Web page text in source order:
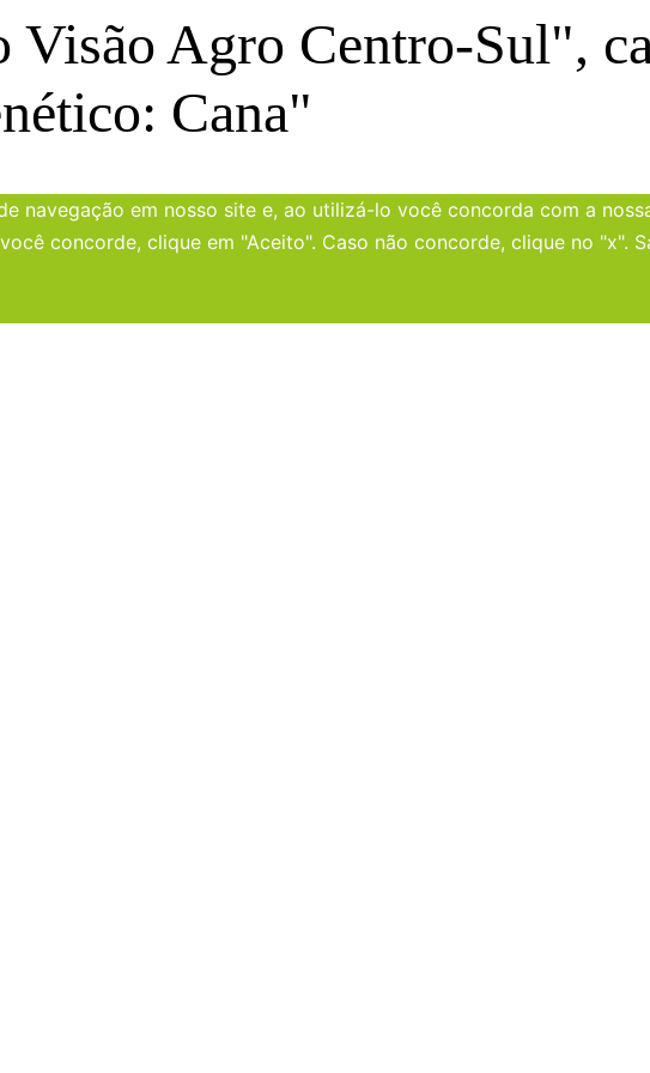
Visão Agro Centro-Sul",
Cana"
navegação em nosso site e, ao utilizá-lo você concorda com a
concorde, clique em "Aceito". Caso não concorde, clique no "x".